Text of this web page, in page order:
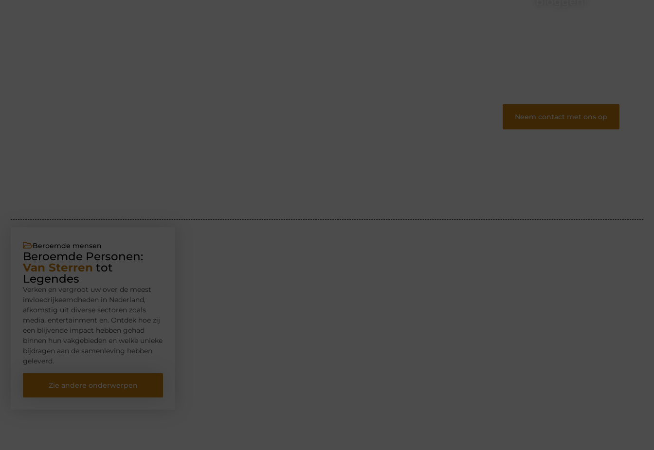
Neem contact met ons op
Beroemde mensen
Beroemde Personen:
Van Sterren tot
Legendes
Verken en vergroot uw over de meest
invloedrijkeemdheden in Nederland,
afkomstig uit diverse sectoren zoals
media, entertainment en. Ontdek hoe zij
een blijvende impact hebben gehad
binnen hun vakgebieden en welke unieke
bijdragen aan de samenleving hebben
geleverd.
Zie andere onderwerpen